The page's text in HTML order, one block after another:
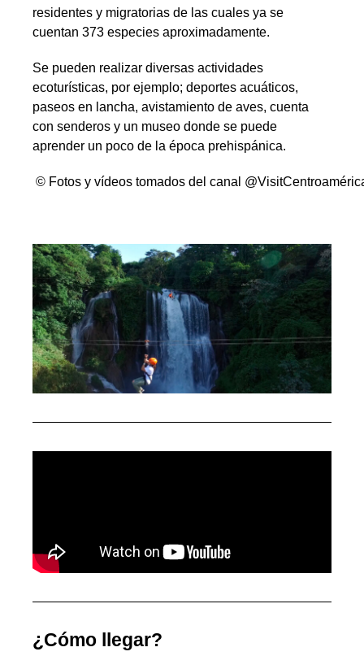
residentes y migratorias de las cuales ya se
cuentan 373 especies aproximadamente.
Se pueden realizar diversas actividades
ecoturísticas, por ejemplo; deportes acuáticos,
paseos en lancha, avistamiento de aves, cuenta
con senderos y un museo donde se puede
aprender un poco de la época prehispánica.
© Fotos y vídeos tomados del canal
¿Cómo llegar?